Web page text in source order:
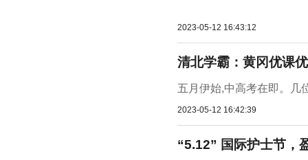
2023-05-12 16:43:12
清北学霸：黄冈优课
五月伊始,中高考在即。几
2023-05-12 16:42:39
“5.12” 国际护士节，